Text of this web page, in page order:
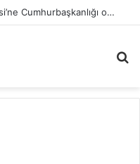
Erikli Atık Su Arıtma Tesisi Projesi’ne Cumhurbaşkanlığı onayı
...